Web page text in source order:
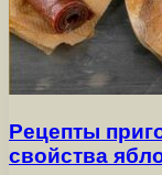
Рецепты
свойства